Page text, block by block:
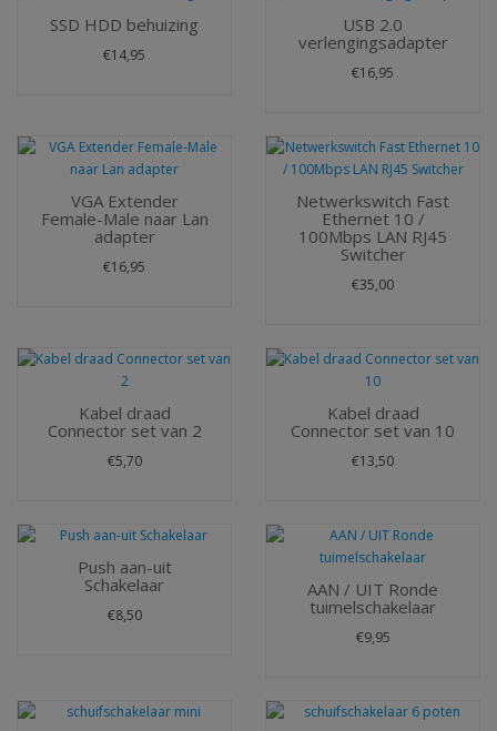
SSD HDD behuizing
€14,95
USB 2.0
verlengingsadapter
€16,95
VGA Extender
Female-Male naar Lan
adapter
€16,95
Netwerkswitch Fast
Ethernet 10 /
100Mbps LAN RJ45
Switcher
€35,00
Kabel draad
Connector set van 2
€5,70
Kabel draad
Connector set van 10
€13,50
Push aan-uit
Schakelaar
€8,50
AAN / UIT Ronde
tuimelschakelaar
€9,95